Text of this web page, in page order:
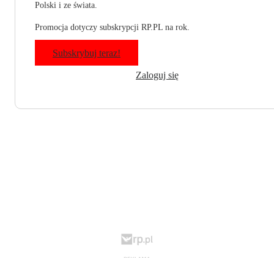
Polski i ze świata.
Promocja dotyczy subskrypcji RP.PL na rok.
Subskrybuj teraz!
Zaloguj się